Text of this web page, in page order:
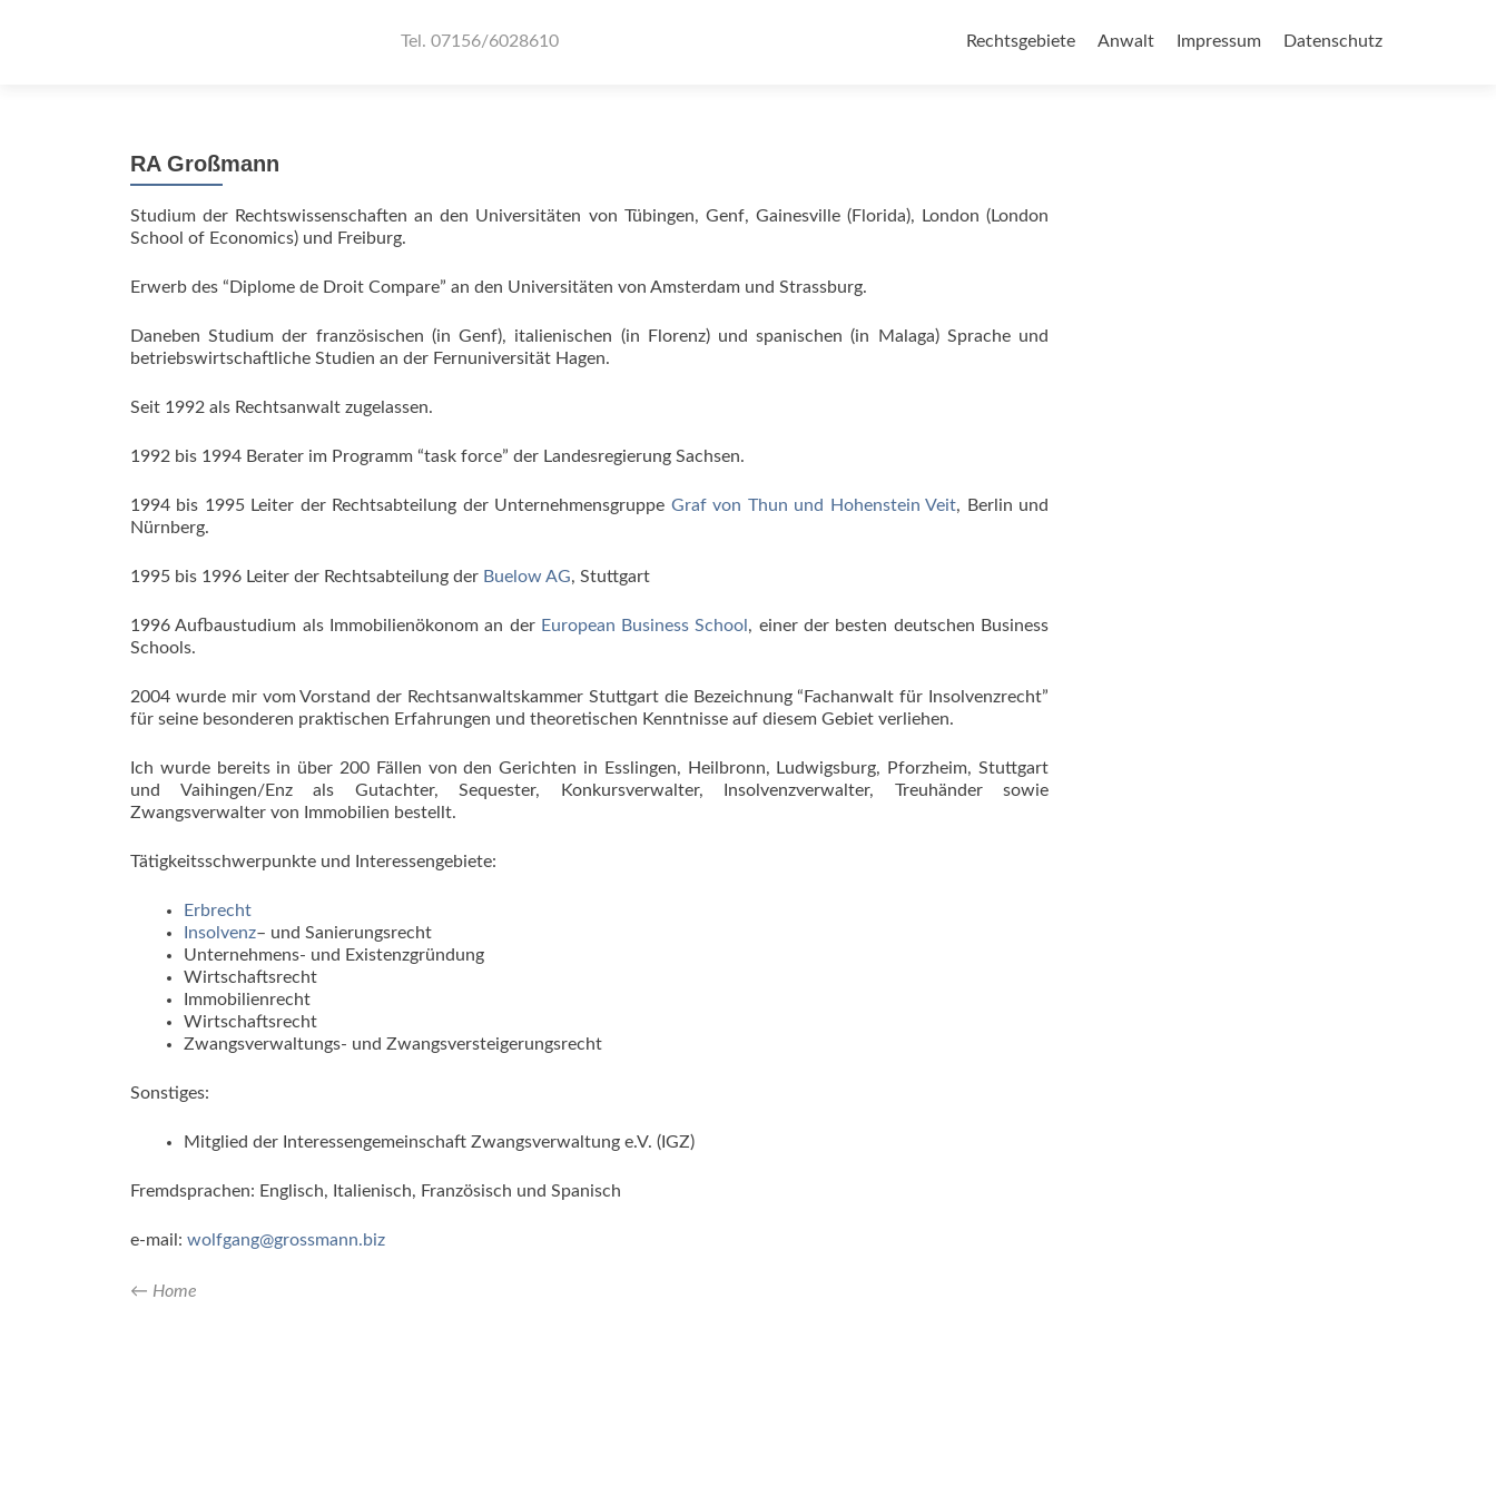
Tel. 07156/6028610
to
Rechtsgebiete Anwalt Impressum Datenschutz
RA Großmann
Studium der Rechtswissenschaften an den Universitäten von Tübingen, Genf, Gainesville (Florida), London (London
School of Economics) und Freiburg.
Erwerb des “Diplome de Droit Compare” an den Universitäten von Amsterdam und Strassburg.
Daneben Studium der französischen (in Genf), italienischen (in Florenz) und spanischen (in Malaga) Sprache und
betriebswirtschaftliche Studien an der Fernuniversität Hagen.
Seit 1992 als Rechtsanwalt zugelassen.
1992 bis 1994 Berater im Programm “task force” der Landesregierung Sachsen.
1994 bis 1995 Leiter der Rechtsabteilung der Unternehmensgruppe Graf von Thun und Hohenstein Veit, Berlin und
Nürnberg.
1995 bis 1996 Leiter der Rechtsabteilung der Buelow AG, Stuttgart
1996 Aufbaustudium als Immobilienökonom an der European Business School , einer der besten deutschen Business
Schools.
2004 wurde mir vom Vorstand der Rechtsanwaltskammer Stuttgart die Bezeichnung “Fachanwalt für Insolvenzrecht”
für seine besonderen praktischen Erfahrungen und theoretischen Kenntnisse auf diesem Gebiet verliehen.
Ich wurde bereits in über 200 Fällen von den Gerichten in Esslingen, Heilbronn, Ludwigsburg, Pforzheim, Stuttgart
und Vaihingen/Enz als Gutachter, Sequester, Konkursverwalter, Insolvenzverwalter, Treuhänder sowie
Zwangsverwalter von Immobilien bestellt.
Tätigkeitsschwerpunkte und Interessengebiete:
Erbrecht
Insolvenz– und Sanierungsrecht
Unternehmens- und Existenzgründung
Wirtschaftsrecht
Immobilienrecht
Wirtschaftsrecht
Zwangsverwaltungs- und Zwangsversteigerungsrecht
Sonstiges:
Mitglied der Interessengemeinschaft Zwangsverwaltung e.V. (IGZ)
Fremdsprachen: Englisch, Italienisch, Französisch und Spanisch
e-mail: wolfgang@grossmann.biz
← Home